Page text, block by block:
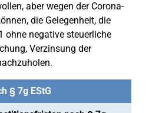
aber wegen der Corona-
die Gelegenheit, die
ohne negative steuerliche
Verzinsung der
§ 7g EStG